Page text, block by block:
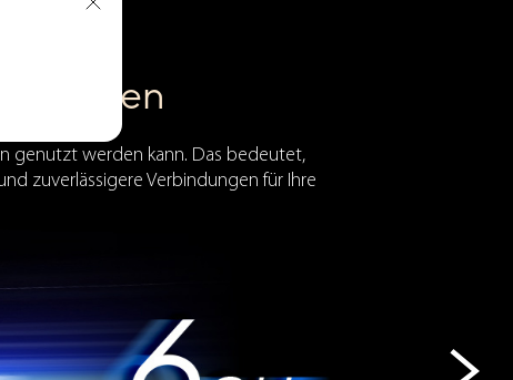
genutzt werden kann. Das bedeutet,
zuverlässigere Verbindungen für Ihre